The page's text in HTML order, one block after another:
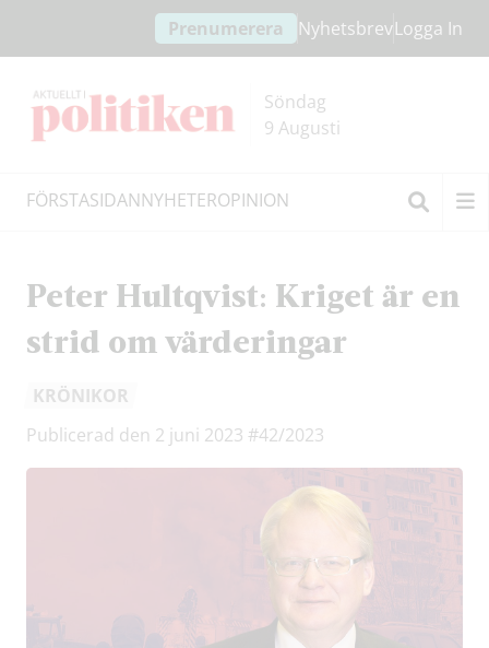
innehållet
headern
Prenumerera NyhetsbrevLogga In
Söndag
9 Augusti
FÖRSTASIDANNYHETEROPINION
Peter Hultqvist: Kriget är en
strid om värderingar
KRÖNIKOR
Publicerad den 2 juni 2023 #42/2023